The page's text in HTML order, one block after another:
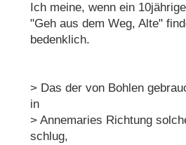
Ich meine, wenn ein
"Geh aus dem Weg, Alte"
bedenklich.
> Das der von Bohlen
in
> Annemaries Richtung
schlug,